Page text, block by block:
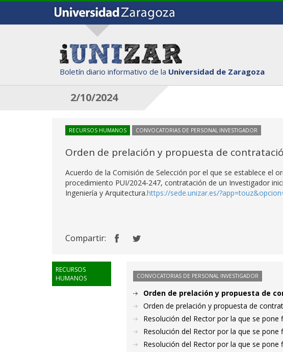
Boletín diario informativo de la Universidad de Zaragoza
2/10/2024
RECURSOS HUMANOS CONVOCATORIAS DE PERSONAL INVESTIGADOR
Orden de prelación y propuesta de
Acuerdo de la Comisión de Selección por el que se establece el
procedimiento PUI/2024-247, contratación de un Investigador
Ingeniería y Arquitectura.https://sede.unizar.es/
Compartir:
RECURSOS
HUMANOS
CONVOCATORIAS DE PERSONAL INVESTIGADOR
Orden de prelación y propuesta de
Orden de prelación y propuesta de
Resolución del Rector por la que se
Resolución del Rector por la que se
Resolución del Rector por la que se